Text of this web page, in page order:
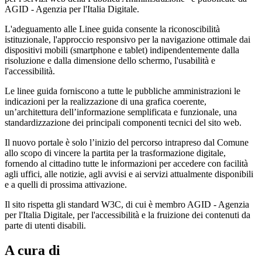
AGID - Agenzia per l'Italia Digitale.
L'adeguamento alle Linee guida consente la riconoscibilità
istituzionale, l'approccio responsivo per la navigazione ottimale dai
dispositivi mobili (smartphone e tablet) indipendentemente dalla
risoluzione e dalla dimensione dello schermo, l'usabilità e
l'accessibilità.
Le linee guida forniscono a tutte le pubbliche amministrazioni le
indicazioni per la realizzazione di una grafica coerente,
un’architettura dell’informazione semplificata e funzionale, una
standardizzazione dei principali componenti tecnici del sito web.
Il nuovo portale è solo l’inizio del percorso intrapreso dal Comune
allo scopo di vincere la partita per la trasformazione digitale,
fornendo al cittadino tutte le informazioni per accedere con facilità
agli uffici, alle notizie, agli avvisi e ai servizi attualmente disponibili
e a quelli di prossima attivazione.
Il sito rispetta gli standard W3C, di cui è membro AGID - Agenzia
per l'Italia Digitale, per l'accessibilità e la fruizione dei contenuti da
parte di utenti disabili.
A cura di